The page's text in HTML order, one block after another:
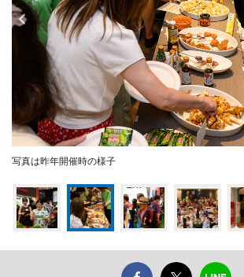
写真は昨年開催時の様子